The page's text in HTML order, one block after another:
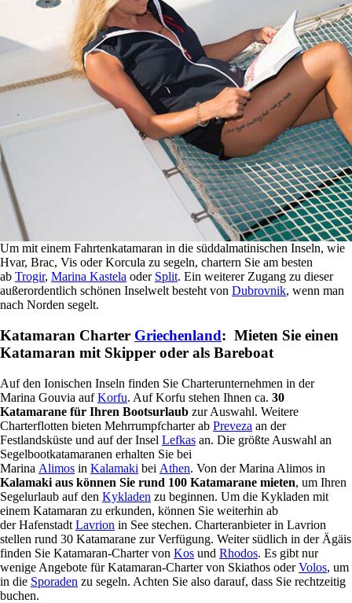
Um mit einem Fahrtenkatamaran in die süddalmatinischen Inseln, wie
Hvar, Brac, Vis oder Korcula zu segeln, chartern Sie am besten
ab Trogir, Marina Kastela oder Split. Ein weiterer Zugang zu dieser
außerordentlich schönen Inselwelt besteht von Dubrovnik, wenn man
nach Norden segelt.
Katamaran Charter Griechenland: Mieten Sie einen
Katamaran mit Skipper oder als Bareboat
Auf den Ionischen Inseln finden Sie Charterunternehmen in der
Marina Gouvia aufKorfu. Auf Korfu stehen Ihnen ca. 30
Katamarane für Ihren Bootsurlaub zur Auswahl. Weitere
Charterflotten bieten Mehrrumpfcharter ab Preveza an der
Festlandsküste und auf der Insel Lefkas an. Die größte Auswahl an
Segelbootkatamaranen erhalten Sie bei
Marina Alimos in Kalamaki bei Athen. Von der Marina Alimos in
Kalamaki aus können Sie rund 100 Katamarane mieten, um Ihren
Segelurlaub auf den Kykladen zu beginnen. Um die Kykladen mit
einem Katamaran zu erkunden, können Sie weiterhin ab
der Hafenstadt Lavrion in See stechen. Charteranbieter in Lavrion
stellen rund 30 Katamarane zur Verfügung. Weiter südlich in der Ägäis
finden Sie Katamaran-Charter von Kos und Rhodos. Es gibt nur
wenige Angebote für Katamaran-Charter von Skiathos oderVolos, um
in die Sporaden zu segeln. Achten Sie also darauf, dass Sie rechtzeitig
buchen.